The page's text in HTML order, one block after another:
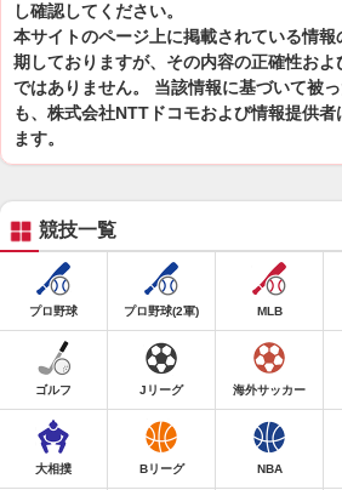
し確認してください。
本サイトのページ上に掲載されている情
期しておりますが、その内容の正確性お
ではありません。 当該情報に基づいて被
も、株式会社NTTドコモおよび情報提供
ます。
競技一覧
プロ野球 プロ野球(2軍) MLB
ゴルフ Jリーグ 海外サッカー
大相撲 Bリーグ NBA